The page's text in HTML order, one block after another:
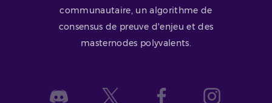
communautaire, un algorithme de
consensus de preuve d'enjeu et des
masternodes polyvalents.